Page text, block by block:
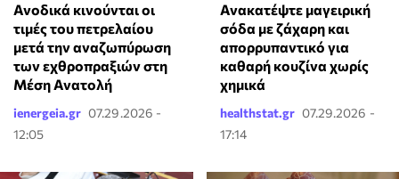
Ανοδικά κινούνται οι
τιμές του πετρελαίου
μετά την αναζωπύρωση
των εχθροπραξιών στη
Μέση Ανατολή
ienergeia.gr 07.29.2026 -
12:05
Ανακατέψτε μαγειρική
σόδα με ζάχαρη και
απορρυπαντικό για
καθαρή κουζίνα χωρίς
χημικά
healthstat.gr 07.29.2026 -
17:14